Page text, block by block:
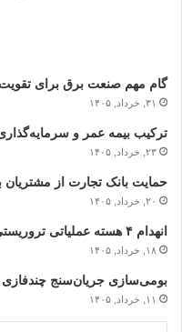
گام مهم صنعت برق برای
۳۱, خرداد, ۱۴۰۵
ترکیب بیمه عمر و
۲۳, خرداد, ۱۴۰۵
حمایت بانک تجارت از مشتریان
۲۰, خرداد, ۱۴۰۵
انهدام ۴ هسته عملیاتی تروریستی (اینفوگرافیک)
۱۸, خرداد, ۱۴۰۵
بومی‌سازی جریان‌سنج چندفازی
۱۱, خرداد, ۱۴۰۵